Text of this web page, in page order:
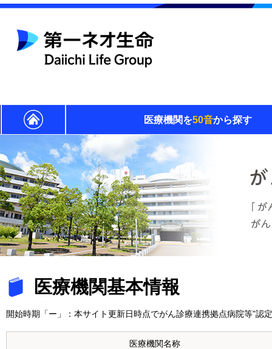
医療機関を50音から探す
医療機関基本情報
開始時期「ー」：本サイト更新日時点でがん診療連携拠点病院等”認
医療機関名称